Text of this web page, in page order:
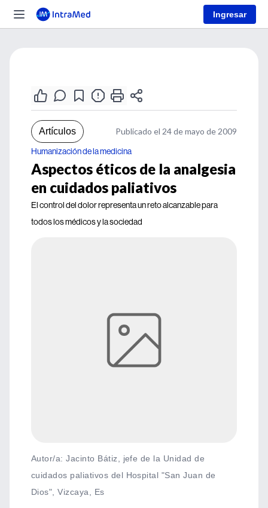
Ingresar
Artículos Publicado el 24 de mayo de 2009
Humanización de la medicina
Aspectos éticos de la analgesia
en cuidados paliativos
El control del dolor representa un reto alcanzable para
todos los médicos y la sociedad
Autor/a: Jacinto Bátiz, jefe de la Unidad de
cuidados paliativos del Hospital "San Juan de
Dios", Vizcaya, Es